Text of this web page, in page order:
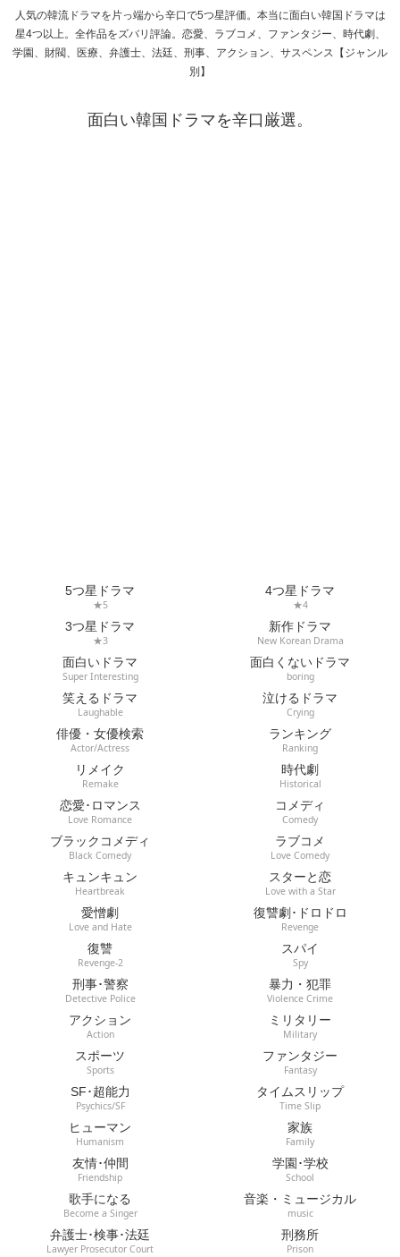
人気の韓流ドラマを片っ端から辛口で5つ星評価。本当に面白い韓国ドラマは
星4つ以上。全作品をズバリ評論。恋愛、ラブコメ、ファンタジー、時代劇、
学園、財閥、医療、弁護士、法廷、刑事、アクション、サスペンス【ジャンル
別】
面白い韓国ドラマを辛口厳選。
5つ星ドラマ
★5
4つ星ドラマ
★4
3つ星ドラマ
★3
新作ドラマ
New Korean Drama
面白いドラマ
Super Interesting
面白くないドラマ
boring
笑えるドラマ
Laughable
泣けるドラマ
Crying
俳優・女優検索
Actor/Actress
ランキング
Ranking
リメイク
Remake
時代劇
Historical
恋愛･ロマンス
Love Romance
コメディ
Comedy
ブラックコメディ
Black Comedy
ラブコメ
Love Comedy
キュンキュン
Heartbreak
スターと恋
Love with a Star
愛憎劇
Love and Hate
復讐劇･ドロドロ
Revenge
復讐
Revenge-2
スパイ
Spy
刑事･警察
Detective Police
暴力・犯罪
Violence Crime
アクション
Action
ミリタリー
Military
スポーツ
Sports
ファンタジー
Fantasy
SF･超能力
Psychics/SF
タイムスリップ
Time Slip
ヒューマン
Humanism
家族
Family
友情･仲間
Friendship
学園･学校
School
歌手になる
Become a Singer
音楽・ミュージカル
music
弁護士･検事･法廷
Lawyer Prosecutor Court
刑務所
Prison